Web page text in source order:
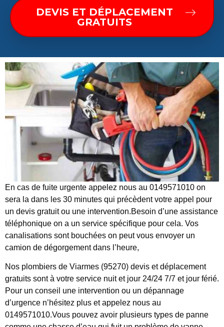
DEVIS ET DÉPLACEMENT
GRATUITS
En cas de fuite urgente appelez nous au 0149571010 on
sera la dans les 30 minutes qui précèdent votre appel pour
un devis gratuit ou une intervention.Besoin d’une assistance
téléphonique on a un service spécifique pour cela. Vos
canalisations sont bouchées on peut vous envoyer un
camion de dégorgement dans l’heure,
Nos plombiers de Viarmes (95270) devis et déplacement
gratuits sont à votre service nuit et jour 24/24 7/7 et jour férié.
Pour un conseil une intervention ou un dépannage
d’urgence n’hésitez plus et appelez nous au
0149571010.Vous pouvez avoir plusieurs types de panne